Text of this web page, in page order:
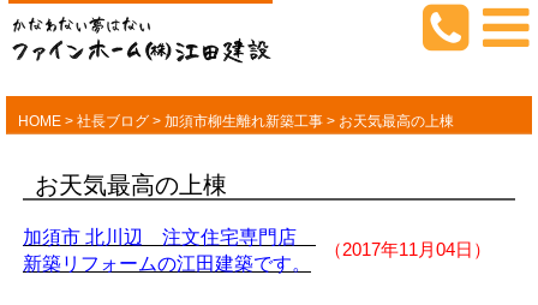
HOME > 社長ブログ > 加須市柳生離れ新築工事 > お天気最高の上棟
お天気最高の上棟
（2017年11月04日）
加須市 北川辺 注文住宅専門店
新築リフォームの江田建築です。